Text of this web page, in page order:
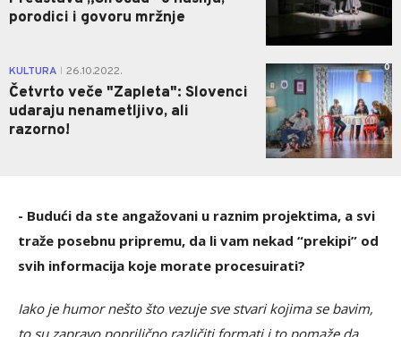
porodici i govoru mržnje
KULTURA 26.10.2022.
Četvrto veče "Zapleta": Slovenci
udaraju nenametljivo, ali
razorno!
0
- Budući da ste angažovani u raznim projektima, a svi
traže posebnu pripremu, da li vam nekad “prekipi” od
svih informacija koje morate procesuirati?
Iako je humor nešto što vezuje sve stvari kojima se bavim,